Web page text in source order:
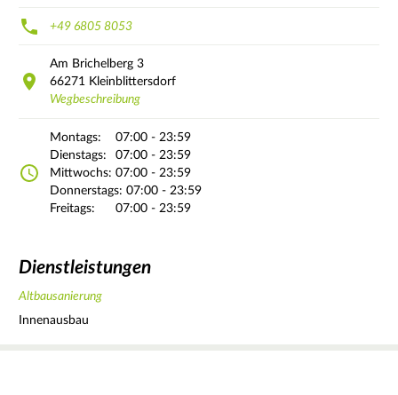
+49 6805 8053
Am Brichelberg 3
66271
Kleinblittersdorf
Wegbeschreibung
Montags:
07:00 - 23:59
Dienstags:
07:00 - 23:59
Mittwochs: 07:00 - 23:59
Donnerstags: 07:00 - 23:59
Freitags:
07:00 - 23:59
Dienstleistungen
Altbausanierung
Innenausbau